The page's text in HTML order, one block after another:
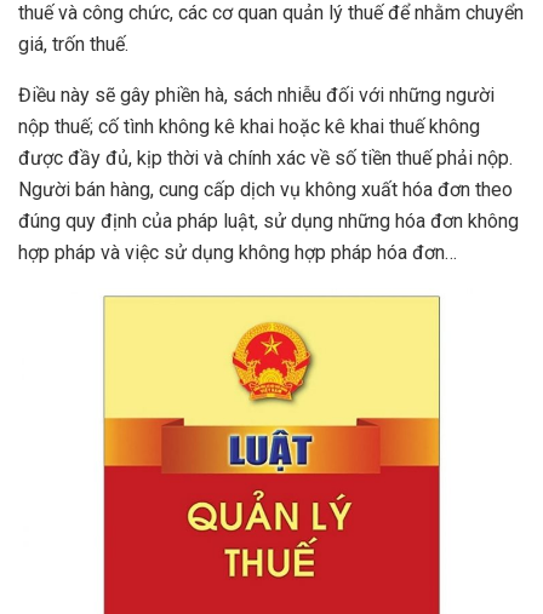
thuế và công chức, các cơ quan quản lý thuế để nhằm chuyển
giá, trốn thuế.
Điều này sẽ gây phiền hà, sách nhiễu đối với những người
nộp thuế; cố tình không kê khai hoặc kê khai thuế không
được đầy đủ, kịp thời và chính xác về số tiền thuế phải nộp.
Người bán hàng, cung cấp dịch vụ không xuất hóa đơn theo
đúng quy định của pháp luật, sử dụng những hóa đơn không
hợp pháp và việc sử dụng không hợp pháp hóa đơn…